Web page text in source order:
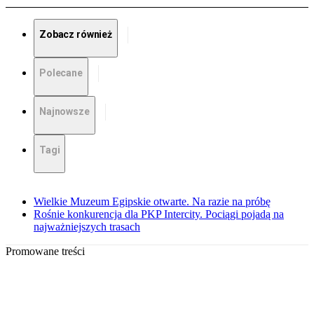
Zobacz również
Polecane
Najnowsze
Tagi
Wielkie Muzeum Egipskie otwarte. Na razie na próbę
Rośnie konkurencja dla PKP Intercity. Pociągi pojadą na
najważniejszych trasach
Promowane treści